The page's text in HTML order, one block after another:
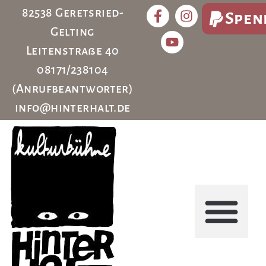
82538 Geretsried-
Gelting
Leitenstraße 40
08171/238104
(Anrufbeantworter)
info@hinterhalt.de